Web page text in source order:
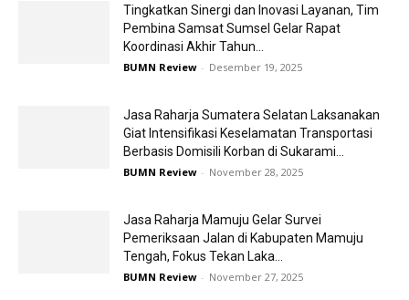
Tingkatkan Sinergi dan Inovasi Layanan, Tim
Pembina Samsat Sumsel Gelar Rapat
Koordinasi Akhir Tahun...
BUMN Review - Desember 19, 2025
Jasa Raharja Sumatera Selatan Laksanakan
Giat Intensifikasi Keselamatan Transportasi
Berbasis Domisili Korban di Sukarami...
BUMN Review - November 28, 2025
Jasa Raharja Mamuju Gelar Survei
Pemeriksaan Jalan di Kabupaten Mamuju
Tengah, Fokus Tekan Laka...
BUMN Review - November 27, 2025